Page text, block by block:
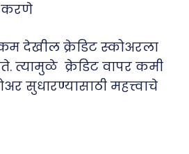
करणे
देखील क्रेडिट स्कोअरला
त्यामुळे क्रेडिट वापर कमी
सुधारण्यासाठी महत्त्वाचे